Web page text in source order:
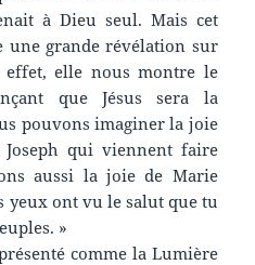
à Dieu seul. Mais cet
une grande révélation sur
effet, elle nous montre le
que Jésus sera la
pouvons imaginer la joie
qui viennent faire
aussi la joie de Marie
yeux ont vu le salut que tu
»
comme la Lumière